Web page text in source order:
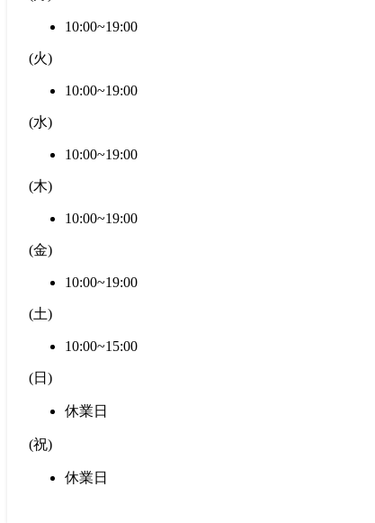
10:00~19:00
(火)
10:00~19:00
(水)
10:00~19:00
(木)
10:00~19:00
(金)
10:00~19:00
(土)
10:00~15:00
(日 )
休業日
(祝)
休業日